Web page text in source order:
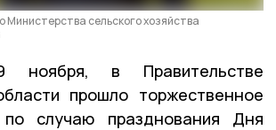
Министерства сельского хозяйства
ноября, в Правительстве
прошло торжественное
по случаю празднования Дня